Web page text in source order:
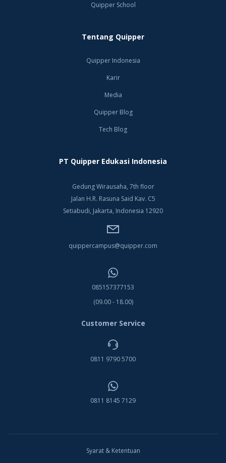
Quipper School
Tentang Quipper
Quipper Indonesia
Karir
Media
Quipper Blog
Tech Blog
PT Quipper Edukasi Indonesia
Gedung Wirausaha, 7th floor
Jalan H.R. Rasuna Said Kav. C5
Setiabudi, Jakarta, Indonesia 12920
quippercampus@quipper.com
085157377153
(09.00 - 18.00)
Customer Service
0811 9790 5700
0811 8145 7129
Syarat & Ketentuan